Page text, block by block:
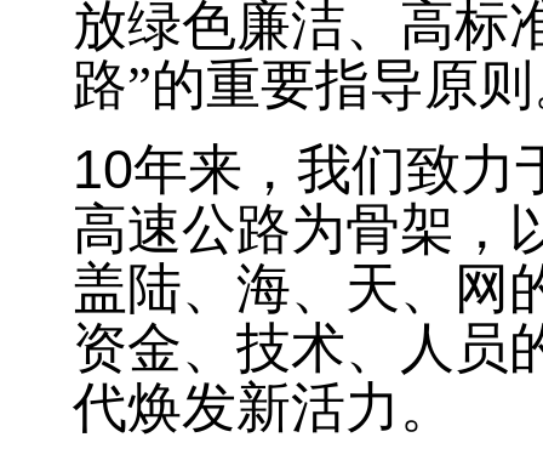
放绿色廉洁、高标
路”的重要指导原
10年来，我们致力
高速公路为骨架，
盖陆、海、天、网
资金、技术、人员
代焕发新活力。